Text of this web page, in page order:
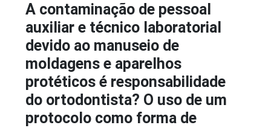
A contaminação de pessoal
auxiliar e técnico laboratorial
devido ao manuseio de
moldagens e aparelhos
protéticos é responsabilidade
do ortodontista? O uso de um
protocolo como forma de